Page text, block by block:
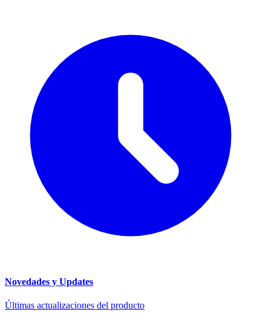
Novedades y Updates
Últimas actualizaciones del producto